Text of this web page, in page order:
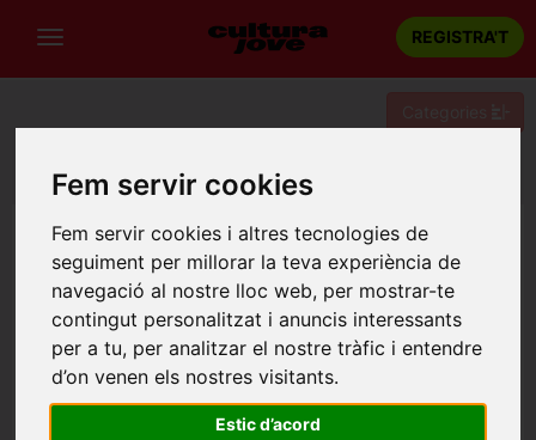
Fem servir cookies
Fem servir cookies i altres tecnologies de
seguiment per millorar la teva experiència de
navegació al nostre lloc web, per mostrar-te
contingut personalitzat i anuncis interessants
per a tu, per analitzar el nostre tràfic i entendre
d’on venen els nostres visitants.
Estic d’acord
REGISTRA'T